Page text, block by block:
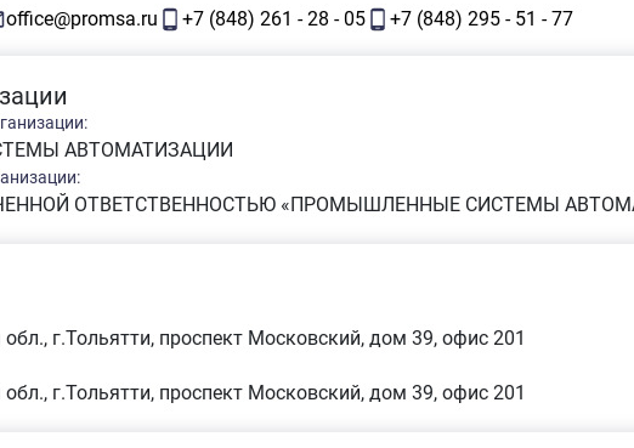
office@promsa.ru +7 (848) 261 - 28 - 05 +7 (848) 295 - 51 - 77
АВТОМАТИЗАЦИИ
ОТВЕТСТВЕННОСТЬЮ «ПРОМЫШЛЕННЫЕ СИСТЕМЫ
г.Тольятти, проспект Московский, дом 39, офис 201
г.Тольятти, проспект Московский, дом 39, офис 201